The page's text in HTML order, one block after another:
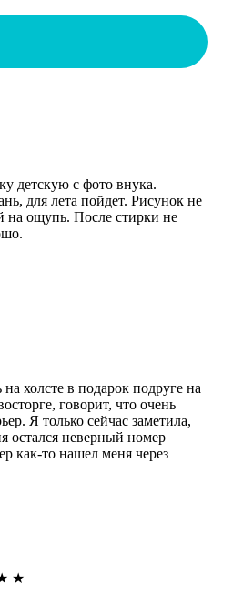
детскую с фото внука.
для лета пойдет. Рисунок не
на ощупь. После стирки не
на холсте в подарок подруге на
говорит, что очень
Я только сейчас заметила,
остался неверный номер
как-то нашел меня через
★